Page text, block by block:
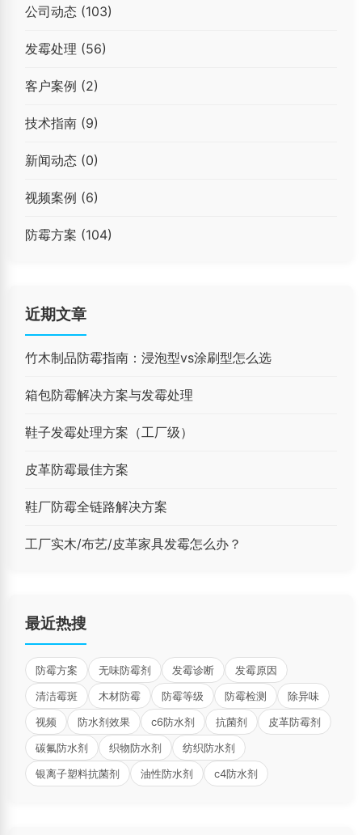
公司动态 (103)
发霉处理 (56)
客户案例 (2)
技术指南 (9)
新闻动态 (0)
视频案例 (6)
防霉方案 (104)
近期文章
竹木制品防霉指南：浸泡型vs涂刷型怎么选
箱包防霉解决方案与发霉处理
鞋子发霉处理方案（工厂级）
皮革防霉最佳方案
鞋厂防霉全链路解决方案
工厂实木/布艺/皮革家具发霉怎么办？
最近热搜
防霉方案 无味防霉剂 发霉诊断
发霉原因
清洁霉斑
木材防霉 防霉等级 防霉检测
除异味
视频
防水剂效果 c6防水剂 抗菌剂
皮革防霉剂
碳氟防水剂
织物防水剂
纺织防水剂
银离子塑料抗菌剂
油性防水剂 c4防水剂